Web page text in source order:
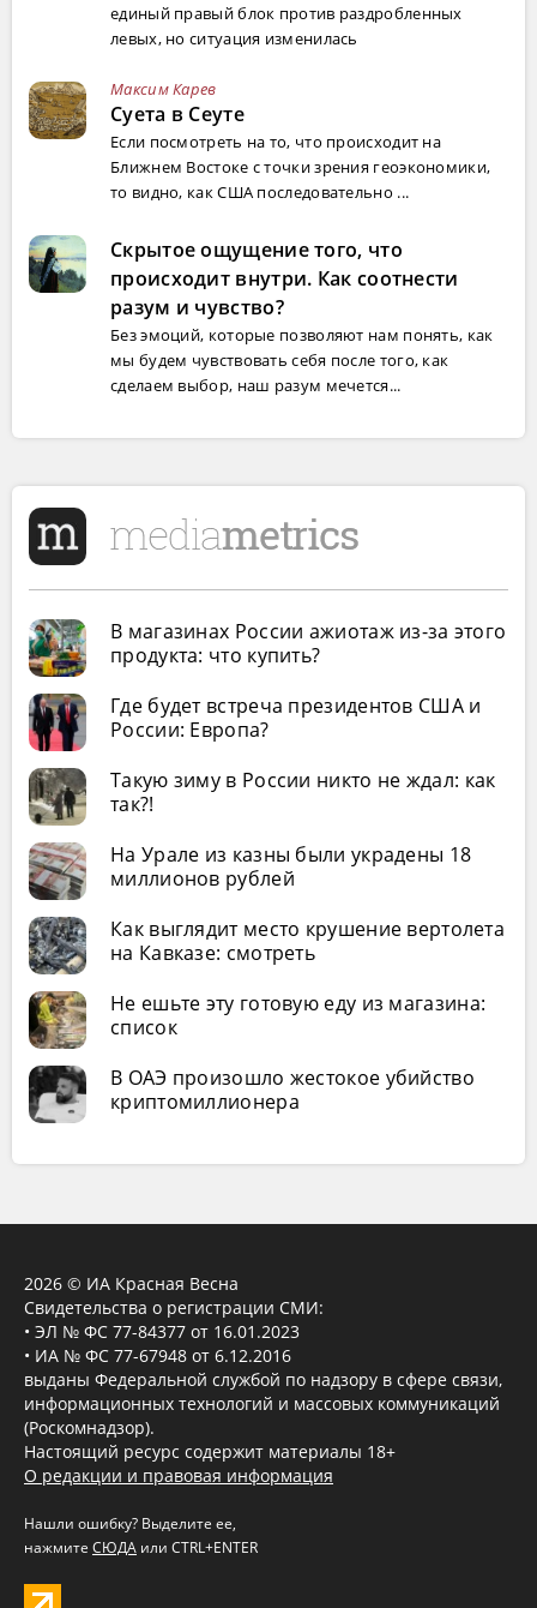
единый правый блок против раздробленных
левых, но ситуация изменилась
Максим Карев
Суета в Сеуте
Если посмотреть на то, что происходит на
Ближнем Востоке с точки зрения геоэкономики,
то видно, как США последовательно ...
Скрытое ощущение того, что
происходит внутри. Как соотнести
разум и чувство?
Без эмоций, которые позволяют нам понять, как
мы будем чувствовать себя после того, как
сделаем выбор, наш разум мечется...
В магазинах России ажиотаж из-за этого
продукта: что купить?
Где будет встреча президентов США и
России: Европа?
Такую зиму в России никто не ждал: как
так?!
На Урале из казны были украдены 18
миллионов рублей
Как выглядит место крушение вертолета
на Кавказе: смотреть
Не ешьте эту готовую еду из магазина:
список
В ОАЭ произошло жестокое убийство
криптомиллионера
2026 © ИА Красная Весна
Свидетельства о регистрации СМИ:
• ЭЛ № ФС 77-84377 от 16.01.2023
• ИА № ФС 77-67948 от 6.12.2016
выданы Федеральной службой по надзору в сфере связи,
информационных технологий и массовых коммуникаций
(Роскомнадзор).
Настоящий ресурс содержит материалы 18+
О редакции и правовая информация
Нашли ошибку? Выделите ее,
нажмите СЮДА или CTRL+ENTER